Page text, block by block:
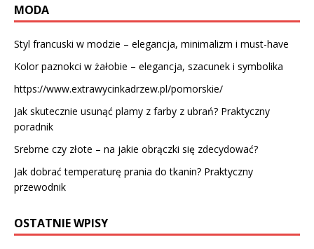
MODA
Styl francuski w modzie – elegancja, minimalizm i must-have
Kolor paznokci w żałobie – elegancja, szacunek i symbolika
https://www.extrawycinkadrzew.pl/pomorskie/
Jak skutecznie usunąć plamy z farby z ubrań? Praktyczny
poradnik
Srebrne czy złote – na jakie obrączki się zdecydować?
Jak dobrać temperaturę prania do tkanin? Praktyczny
przewodnik
OSTATNIE WPISY